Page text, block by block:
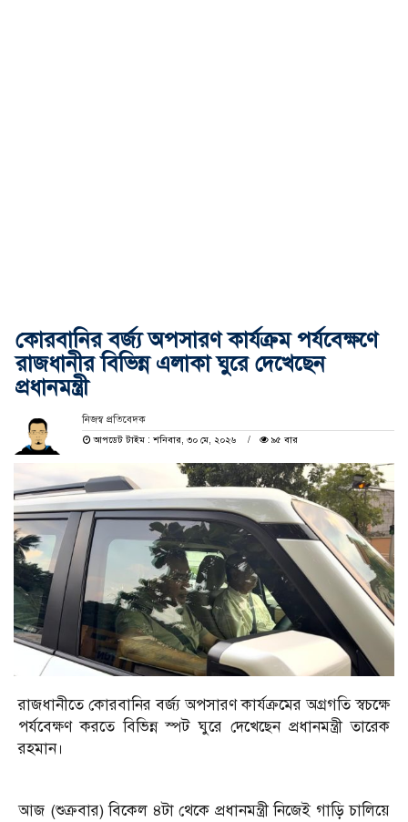
কোরবানির বর্জ্য অপসারণ কার্যক্রম পর্যবেক্ষণে
রাজধানীর বিভিন্ন এলাকা ঘুরে দেখেছেন
প্রধানমন্ত্রী
নিজস্ব প্রতিবেদক
আপডেট টাইম : শনিবার, ৩০ মে, ২০২৬
৯৫ বার
রাজধানীতে কোরবানির বর্জ্য অপসারণ কার্যক্রমের অগ্রগতি স্বচক্ষে
পর্যবেক্ষণ করতে বিভিন্ন স্পট ঘুরে দেখেছেন প্রধানমন্ত্রী তারেক
রহমান।
আজ (শুক্রবার) বিকেল ৪টা থেকে প্রধানমন্ত্রী নিজেই গাড়ি চালিয়ে